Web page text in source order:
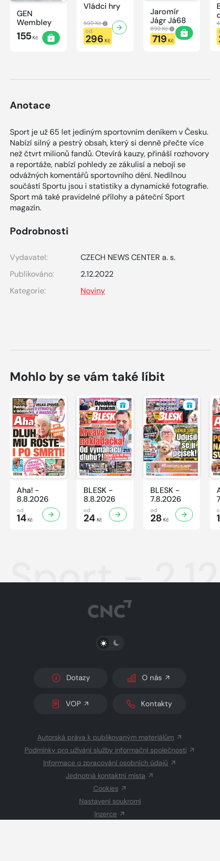
GEN
Wembley
155Kč
Vládci hry
599 Kč
od
296 Kč
Jaromír
Jágr Já68
899 Kč
719 Kč
Anotace
Sport je už 65 let jediným sportovním deníkem v Česku.
Nabízí silný a pestrý obsah, který si denně přečte více
než čtvrt milionů fandů. Otevírá kauzy, přináší rozhovory
a reportáže, nabízí pohledy ze zákulisí a nebojí se
odvážných komentářů sportovního dění. Nedílnou
součástí Sportu jsou i statistiky a dynamické fotografie.
Sport má také pravidelné přílohy a páteční Sport
magazín.
Podrobnosti
Vydavatel:
CZECH NEWS CENTER a. s.
Publikováno:
2.12.2022
Kategorie:
Noviny
Mohlo by se vám také líbit
Aha! -
8.8.2026
od
14Kč
BLESK -
8.8.2026
od
24Kč
BLESK -
7.8.2026
od
28 Kč
Sport -
PŘEPNOUT SVĚTLÝ/TMAVÝ REŽIM
Dotazy O nás
VOP Kontakty
Autorská práva k publikovaným materiálům
Podmínky pro užívání služby informační společnosti
Informace o zpracování osobních údajů
Jednotná kontaktní místa
Cookies
Nastavení soukromí
Inzerce